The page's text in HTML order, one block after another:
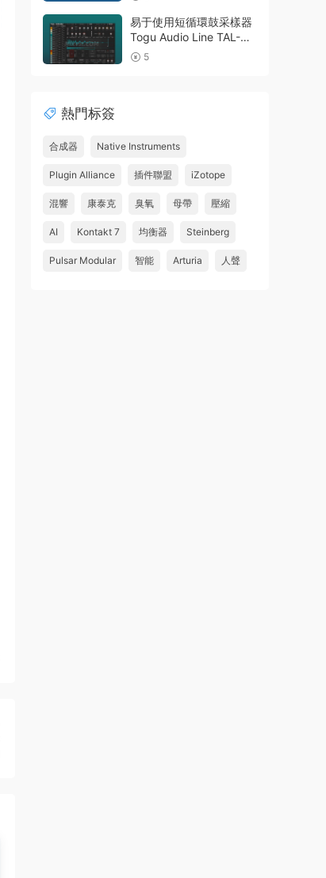
擴展音色庫
易于使用短循環鼓采樣器
Togu Audio Line TAL-
Drum 2.9.8 WIN
5
熱門标簽
合成器 Native Instruments
Plugin Alliance 插件聯盟 iZotope
混響 康泰克 臭氧 母帶 壓縮
AI Kontakt 7 均衡器 Steinberg
Pulsar Modular 智能 Arturia 人聲